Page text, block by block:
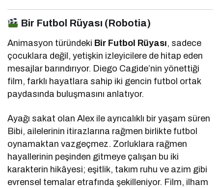
Bir Futbol Rüyası (Robotia)
Animasyon türündeki Bir Futbol Rüyası, sadece
çocuklara değil, yetişkin izleyicilere de hitap eden
mesajlar barındırıyor. Diego Cagide’nin yönettiği
film, farklı hayatlara sahip iki gencin futbol ortak
paydasında buluşmasını anlatıyor.
Ayağı sakat olan Alex ile ayrıcalıklı bir yaşam süren
Bibi, ailelerinin itirazlarına rağmen birlikte futbol
oynamaktan vazgeçmez. Zorluklara rağmen
hayallerinin peşinden gitmeye çalışan bu iki
karakterin hikâyesi; eşitlik, takım ruhu ve azim gibi
evrensel temalar etrafında şekilleniyor. Film, ilham